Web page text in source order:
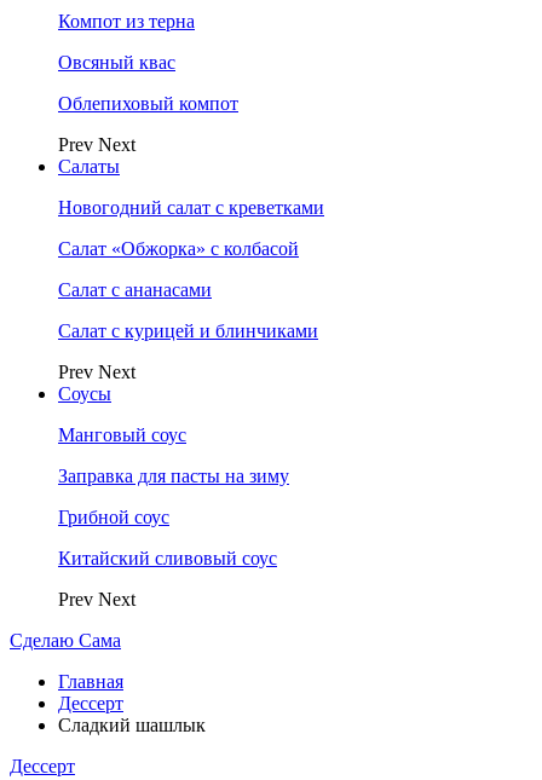
Компот из терна
Овсяный квас
Облепиховый компот
Prev Next
Салаты
Новогодний салат с креветками
Салат «Обжорка» с колбасой
Салат с ананасами
Салат с курицей и блинчиками
Prev Next
Соусы
Манговый соус
Заправка для пасты на зиму
Грибной соус
Китайский сливовый соус
Prev Next
Сделаю Сама
Главная
Дессерт
Сладкий шашлык
Дессерт